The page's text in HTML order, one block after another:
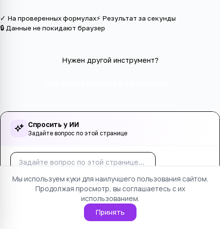
✓ На проверенных формулах⚡ Результат за секунды
🔒 Данные не покидают браузер
Нужен другой инструмент?
Спросить у ИИ
Задайте вопрос по этой странице
Осталось вопросов:5. Только по этой странице.
Мы используем куки для наилучшего пользования сайтом.
Продолжая просмотр, вы соглашаетесь с их
использованием.
Принять